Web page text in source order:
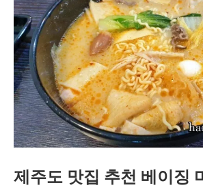
제주도 맛집 추천 베이징